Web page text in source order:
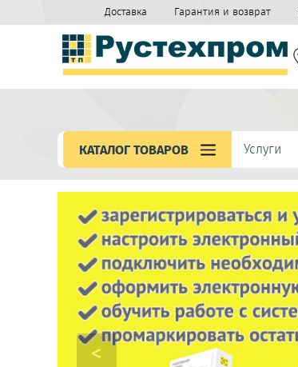
Доставка Гарантия и возврат
КАТАЛОГ ТОВАРОВ Услуги
<